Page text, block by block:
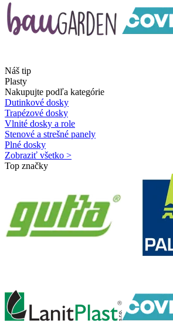
Náš tip
Plasty
Nakupujte podľa kategórie
Dutinkové dosky
Trapézové dosky
Vlnité dosky a role
Stenové a strešné panely
Plné dosky
Zobraziť všetko >
Top značky